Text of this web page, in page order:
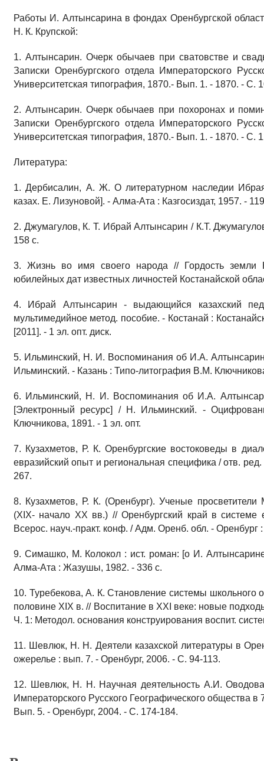
Работы И. Алтынсарина в фондах Оренбургской
Н. К. Крупской:
1. Алтынсарин. Очерк обычаев при сватовстве и
Записки Оренбургского отдела Императорского
Университетская типография, 1870.- Вып. 1. - 1870. - С.
2. Алтынсарин. Очерк обычаев при похоронах и
Записки Оренбургского отдела Императорского
Университетская типография, 1870.- Вып. 1. - 1870. - С.
Литература:
1. Дербисалин, А. Ж. О литературном наследии
казах. Е. Лизуновой]. - Алма-Ата : Казгосиздат, 1957. -
2. Джумагулов, К. Т. Ибрай Алтынсарин / К.Т.
158 с.
3. Жизнь во имя своего народа // Гордость земли
юбилейных дат известных личностей Костанайской
4. Ибрай Алтынсарин - выдающийся казахский
мультимедийное метод. пособие. - Костанай :
[2011]. - 1 эл. опт. диск.
5. Ильминский, Н. И. Воспоминания об И.А.
Ильминский. - Казань : Типо-литография В.М.
6. Ильминский, Н. И. Воспоминания об И.А.
[Электронный ресурс] / Н. Ильминский. -
Ключникова, 1891. - 1 эл. опт.
7. Кузахметов, Р. К. Оренбургские востоковеды в
евразийский опыт и региональная специфика / отв.
267.
8. Кузахметов, Р. К. (Оренбург). Ученые
(XIX- начало XX вв.) // Оренбургский край в системе
Всерос. науч.-практ. конф. / Адм. Оренб. обл. -
9. Симашко, М. Колокол : ист. роман: [о И.
Алма-Ата : Жазушы, 1982. - 336 с.
10. Туребекова, А. К. Становление системы школьного
половине XIX в. // Воспитание в ХХI веке: новые
Ч. 1: Методол. основания конструирования воспит.
11. Шевлюк, Н. Н. Деятели казахской литературы в
ожерелье : вып. 7. - Оренбург, 2006. - С. 94-113.
12. Шевлюк, Н. Н. Научная деятельность А.И.
Императорского Русского Географического общества в
Вып. 5. - Оренбург, 2004. - С. 174-184.